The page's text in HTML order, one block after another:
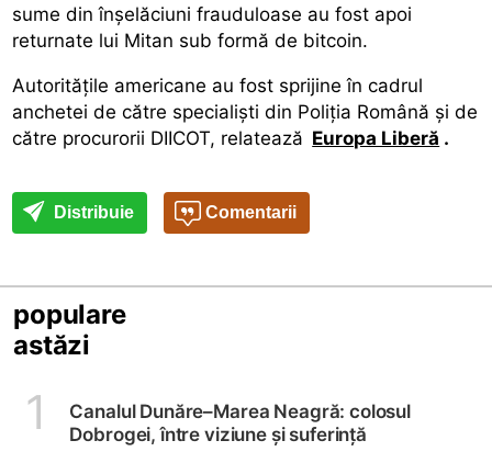
sume din înșelăciuni frauduloase au fost apoi
returnate lui Mitan sub formă de bitcoin.
Autoritățile americane au fost sprijine în cadrul
anchetei de către specialiști din Poliția Română și de
către procurorii DIICOT, relatează Europa Liberă .
Distribuie Comentarii
populare
astăzi
1
Canalul Dunăre–Marea Neagră: colosul
Dobrogei, între viziune și suferință